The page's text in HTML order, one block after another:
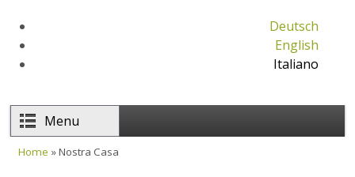
Deutsch
English
Italiano
Menu
Home » Nostra Casa